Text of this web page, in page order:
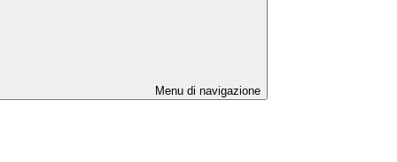
Menu di navigazione